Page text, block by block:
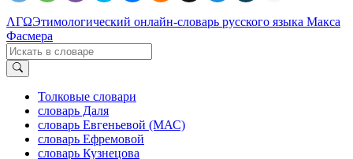
ΛΓΩЭтимологический онлайн-словарь русского языка Макса
Фасмера
Толковые словари
словарь Даля
словарь Евгеньевой (МАС)
словарь Ефремовой
словарь Кузнецова